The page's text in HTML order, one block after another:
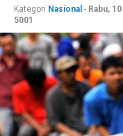
Kategori Nasional - Rabu,
5001